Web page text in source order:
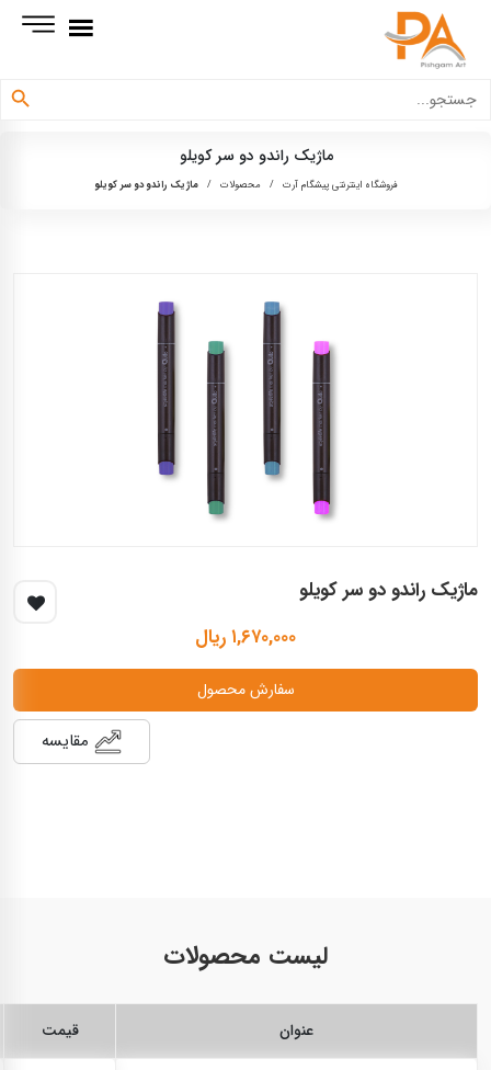
برای:
دکمه جستجو
ماژیک راندو دو سر کویلو
فروشگاه اینترنتی پیشگام آرت / محصولات / ماژیک راندو دو سر کویلو
ماژیک راندو دو سر کویلو
۱,۶۷۰,۰۰۰ ریال
سفارش محصول
مقایسه
لیست محصولات
عنوان قیمت